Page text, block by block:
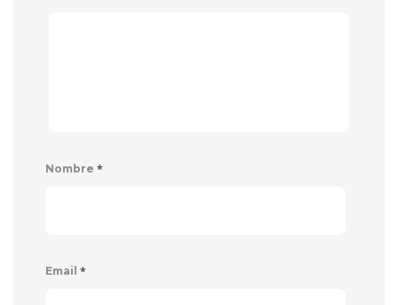
Nombre *
Email *